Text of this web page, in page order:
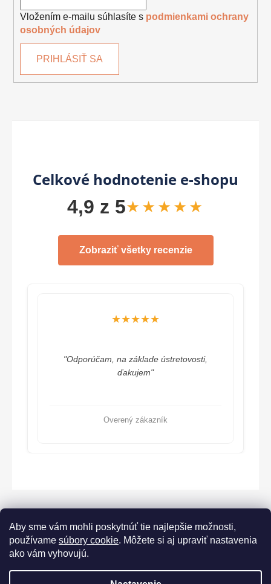
Aby sme vám mohli poskytnúť tie najlepšie možnosti,
používame súbory cookie. Môžete si aj upraviť nastavenia
ako vám vyhovujú.
Vložením e-mailu súhlasíte s podmienkami ochrany
osobných údajov
PRIHLÁSIŤ SA
Celkové hodnotenie e-shopu
4,9 z 5★★★★★
Zobraziť všetky recenzie
★★★★★
"Odporúčam, na základe ústretovosti,
ďakujem"
Overený zákazník